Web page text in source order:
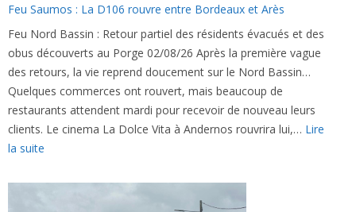
la
maison
Feu Saumos : La D106 rouvre entre Bordeaux et Arès
Feu Nord Bassin : Retour partiel des résidents évacués et des
obus découverts au Porge 02/08/26 Après la première vague
des retours, la vie reprend doucement sur le Nord Bassin…
Quelques commerces ont rouvert, mais beaucoup de
restaurants attendent mardi pour recevoir de nouveau leurs
clients. Le cinema La Dolce Vita à Andernos rouvrira lui,… Lire
la suite:
Saumos :